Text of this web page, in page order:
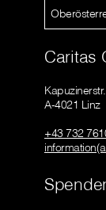
Caritas
A-4021 Linz
+43 732